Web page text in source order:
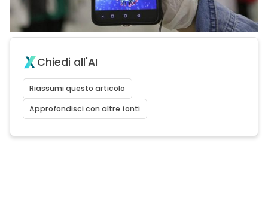
Chiedi all'AI
Riassumi questo articolo
Approfondisci con altre fonti